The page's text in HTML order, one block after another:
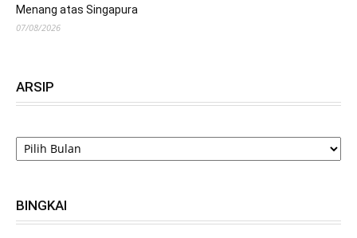
Menang atas Singapura
07/08/2026
ARSIP
ARSIP
BINGKAI